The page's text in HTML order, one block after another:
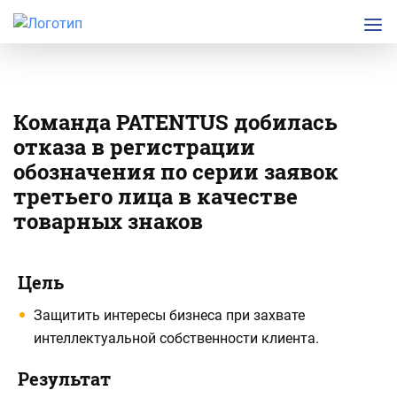
Команда PATENTUS добилась
отказа в регистрации
обозначения по серии заявок
третьего лица в качестве
товарных знаков
Подробная
информация
по
Основная
по
проекту
Цель
Защитить интересы бизнеса при захвате
интеллектуальной собственности клиента.
Результат